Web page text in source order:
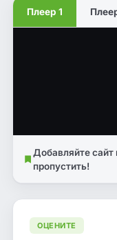
Плеер 1
Добавляйте сайт
пропустить!
ОЦЕНИТЕ